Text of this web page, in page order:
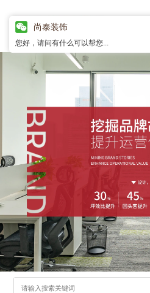
尚泰装饰
您好，请问有什么可以帮您...